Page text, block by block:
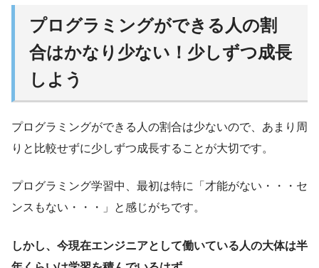
プログラミングができる人の割
合はかなり少ない！少しずつ成長
しよう
プログラミングができる人の割合は少ないので、あまり周
りと比較せずに少しずつ成長することが大切です。
プログラミング学習中、最初は特に「才能がない・・・セ
ンスもない・・・」と感じがちです。
しかし、今現在エンジニアとして働いている人の大体は半